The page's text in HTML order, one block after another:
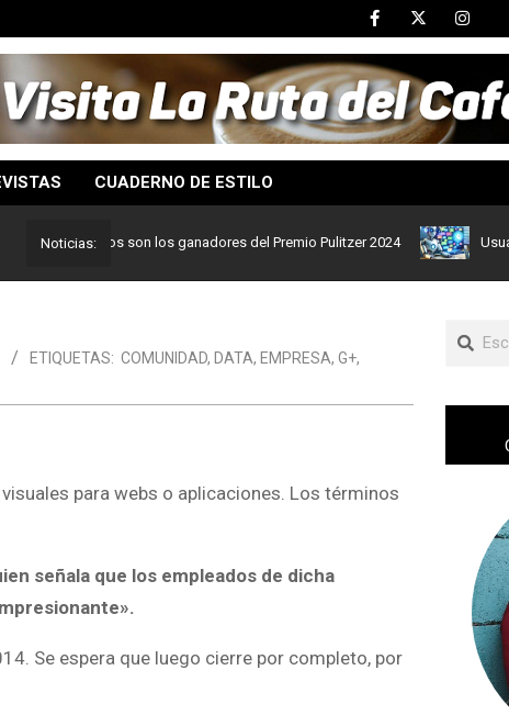
CUADERNO DE ESTILO
Noticias:
Estos son los ganadores del Premio Pulitzer 2024 Usuarios
ETIQUETAS: COMUNIDAD, DATA, EMPRESA, G+,
para webs o aplicaciones. Los términos
señala que los empleados de dicha
Se espera que luego cierre por completo, por